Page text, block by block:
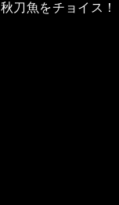
秋刀魚をチョイス！